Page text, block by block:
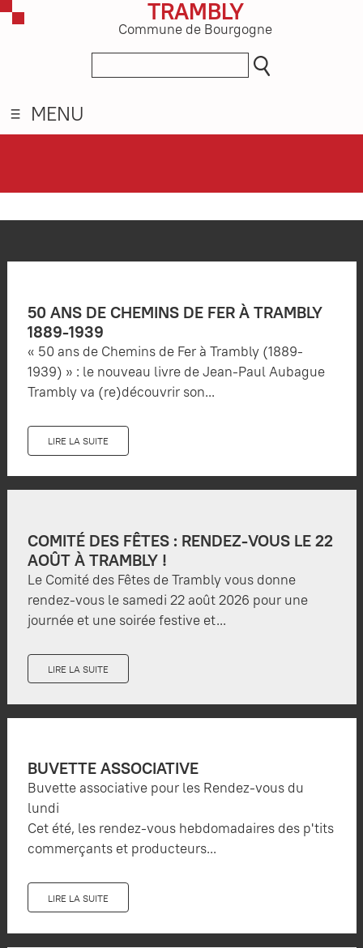
TRAMBLY
Commune de Bourgogne
MENU
50 ANS DE CHEMINS DE FER À TRAMBLY
1889-1939
« 50 ans de Chemins de Fer à Trambly (1889-
1939) » : le nouveau livre de Jean-Paul Aubague
Trambly va (re)découvrir son...
LIRE LA SUITE
COMITÉ DES FÊTES : RENDEZ-VOUS LE 22
AOÛT À TRAMBLY !
Le Comité des Fêtes de Trambly vous donne
rendez-vous le samedi 22 août 2026 pour une
journée et une soirée festive et...
LIRE LA SUITE
BUVETTE ASSOCIATIVE
Buvette associative pour les Rendez-vous du
lundi
Cet été, les rendez-vous hebdomadaires des p'tits
commerçants et producteurs...
LIRE LA SUITE